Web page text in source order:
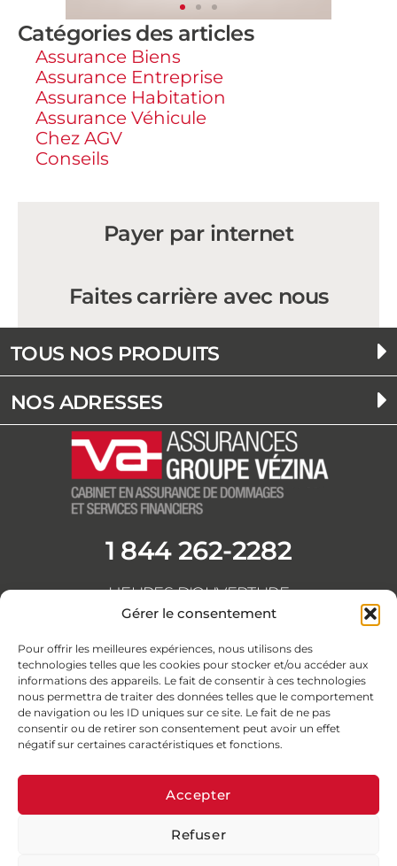
Gérer le consentement
Pour offrir les meilleures expériences, nous utilisons des
technologies telles que les cookies pour stocker et/ou accéder aux
informations des appareils. Le fait de consentir à ces technologies
nous permettra de traiter des données telles que le comportement
de navigation ou les ID uniques sur ce site. Le fait de ne pas
consentir ou de retirer son consentement peut avoir un effet
négatif sur certaines caractéristiques et fonctions.
Accepter
Refuser
Catégories des articles
Assurance Biens
Assurance Entreprise
Assurance Habitation
Assurance Véhicule
Chez AGV
Conseils
Payer par internet
Faites carrière avec nous
TOUS NOS PRODUITS
NOS ADRESSES
1 844 262-2282
HEURES D'OUVERTURE
Du lundi au vendredi
de 8h30 à 16h30
F
a
c
e
b
o
o
-
L
i
n
k
e
d
i
n
-
i
Y
o
u
t
u
b
e
I
n
s
t
a
g
r
m
© Assurances Groupe Vézina 2026 · Tous droits réservés